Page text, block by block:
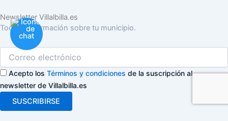
Newsletter Villalbilla.es
Toda la información sobre tu municipio.
Acepto los Términos y condiciones de la suscripción al
newsletter de Villalbilla.es
SUSCRIBIRSE